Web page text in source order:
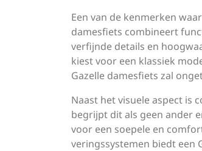
Een van de kenmerken
damesfiets combineert
verfijnde details en
kiest voor een klassiek
Gazelle damesfiets zal
Naast het visuele aspect is
begrijpt dit als geen ander
voor een soepele en
veringssystemen biedt een